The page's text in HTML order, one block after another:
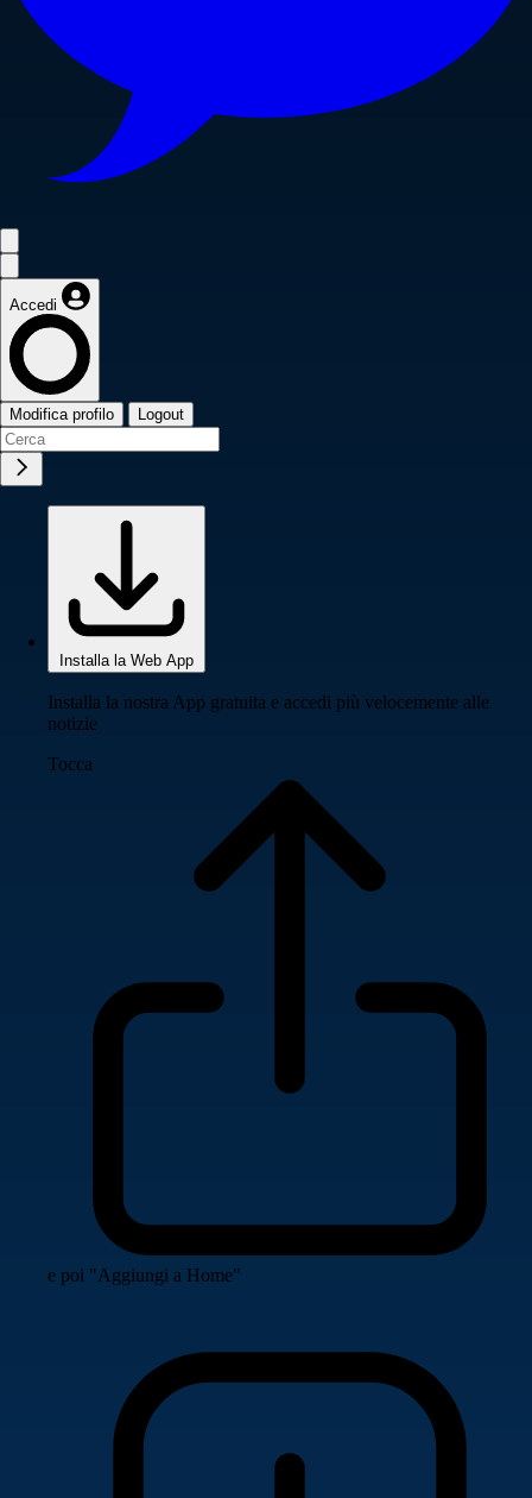
Accedi
Modifica profilo Logout
Installa la Web App
Installa la nostra App gratuita e accedi più velocemente alle
notizie
Tocca
e poi "Aggiungi a Home"